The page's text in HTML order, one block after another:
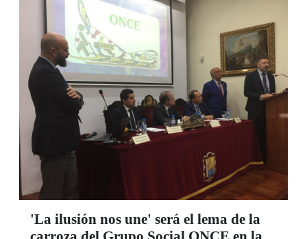
Flamenca. Con el teatro Isabel la Católica de
Granada en pie, aplaudiendo al meaestro,
rendido a su arte, Fosforito sentenció en vida:
“He dado siempre el alma”. Y el duende se
apoderó de Granada para una Bienal más de la
ONCE que es una bandera ya de Andalucía. Este
año, los nuevos valores premiados fueron la
cantaora Vanessa González y el guitarrista David
Campaña. Y un orgullo más, el guitarrista
malagueño Sergio Molido, El Kuko, como artista
con discapacidad.
'La ilusión nos une' será el lema de la